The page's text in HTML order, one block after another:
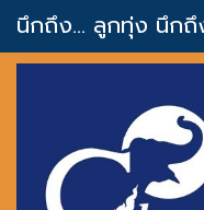
นึกถึง... ลูกทุ่ง นึกถึ